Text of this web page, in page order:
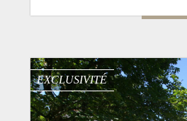
EXCLUSIVITÉ